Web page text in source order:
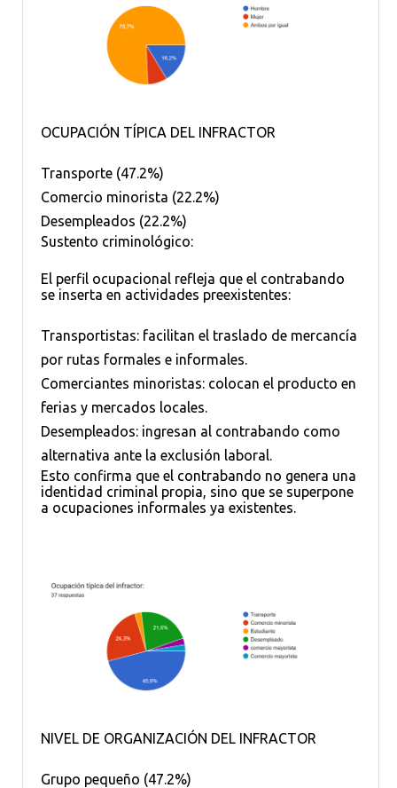
OCUPACIÓN TÍPICA DEL INFRACTOR
Transporte (47.2%)
Comercio minorista (22.2%)
Desempleados (22.2%)
Sustento criminológico:
El perfil ocupacional refleja que el contrabando
se inserta en actividades preexistentes:
Transportistas: facilitan el traslado de mercancía
por rutas formales e informales.
Comerciantes minoristas: colocan el producto en
ferias y mercados locales.
Desempleados: ingresan al contrabando como
alternativa ante la exclusión laboral.
Esto confirma que el contrabando no genera una
identidad criminal propia, sino que se superpone
a ocupaciones informales ya existentes.
NIVEL DE ORGANIZACIÓN DEL INFRACTOR
Grupo pequeño (47.2%)